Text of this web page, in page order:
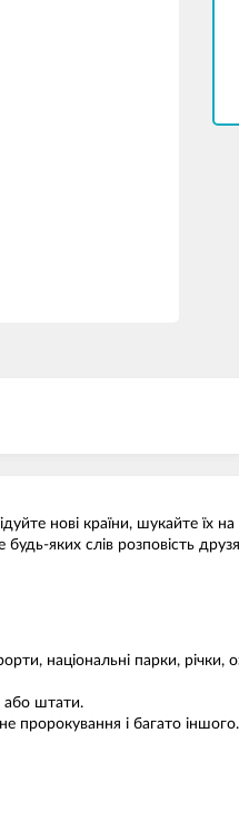
нові країни, шукайте їх на
будь-яких слів розповість
національні парки, річки,
або штати.
пророкування і багато іншого.